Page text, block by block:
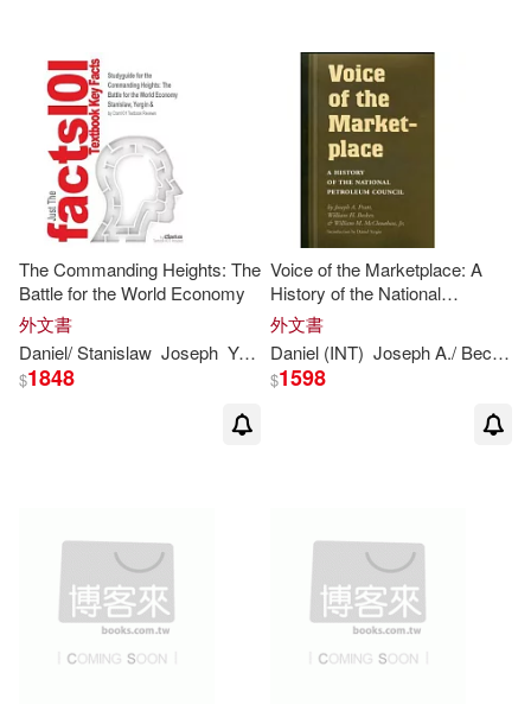
The Commanding Heights: The
Battle for the World Economy
外文書
Daniel/ Stanislaw Joseph Yergin
$1848
Voice of the Marketplace: A
History of the National
Petroleum Council
外文書
Daniel (INT) Joseph A./ Becker
$1598